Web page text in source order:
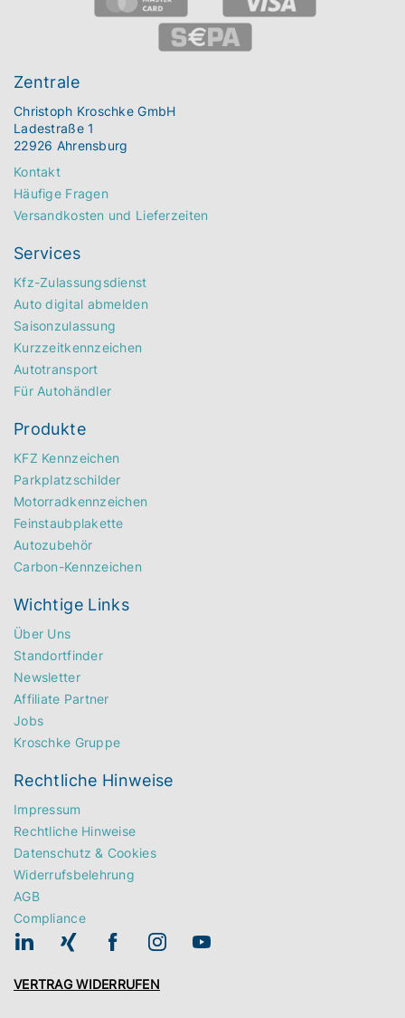
Zentrale
Christoph Kroschke GmbH
Ladestraße 1
22926 Ahrensburg
Kontakt
Häufige Fragen
Versandkosten und Lieferzeiten
Services
Kfz-Zulassungsdienst
Auto digital abmelden
Saisonzulassung
Kurzzeitkennzeichen
Autotransport
Für Autohändler
Produkte
KFZ Kennzeichen
Parkplatzschilder
Motorradkennzeichen
Feinstaubplakette
Autozubehör
Carbon-Kennzeichen
Wichtige Links
Über Uns
Standortfinder
Newsletter
Affiliate Partner
Jobs
Kroschke Gruppe
Rechtliche Hinweise
Impressum
Rechtliche Hinweise
Datenschutz & Cookies
Widerrufsbelehrung
AGB
Compliance
VERTRAG WIDERRUFEN